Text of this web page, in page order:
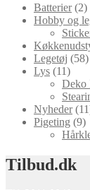
Batterier (2)
Hobby og
Legetøj (58)
Lys (11)
Deko
Nyheder
Pigeting (9)
Tilbud.dk